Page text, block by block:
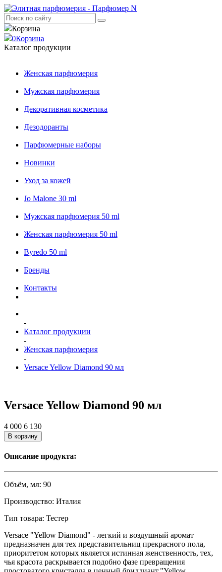
Корзина
0Корзина
Каталог продукции
Женская парфюмерия
Мужская парфюмерия
Декоративная косметика
Дезодоранты
Парфюмерные наборы
Новинки
Уход за кожей
Jo Malone 30 ml
Мужская парфюмерия 50 ml
Женская парфюмерия 50 ml
Byredo 50 ml
Бренды
Контакты
-
Каталог продукции
-
Женская парфюмерия
-
Versace Yellow Diamond 90 мл
Versace Yellow Diamond 90 мл
4 000 6 130
В корзину
Описание продукта:
Объём, мл: 90
Производство: Италия
Тип товара: Тестер
Versace "Yellow Diamond" - легкий и воздушный аромат
предназначен для тех представительниц прекрасного пола,
приоритетом которых является истинная женственность, тех,
чья красота раскрывается подобно фазе превращения